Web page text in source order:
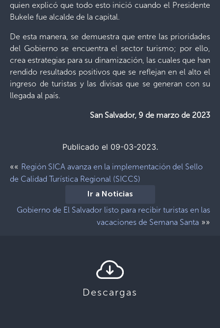
quien explicó que todo esto inició cuando el Presidente
Bukele fue alcalde de la capital.
De esta manera, se demuestra que entre las prioridades
del Gobierno se encuentra el sector turismo; por ello,
crea estrategias para su dinamización, las cuales que han
rendido resultados positivos que se reflejan en el alto el
ingreso de turistas y las divisas que se generan con su
llegada al país.
San Salvador, 9 de marzo de 2023
Publicado el 09-03-2023.
«« Región SICA avanza en la implementación del Sello
de Calidad Turística Regional (SICCS)
Ir a Noticias
Gobierno de El Salvador listo para recibir turistas en las
vacaciones de Semana Santa »»
Descargas